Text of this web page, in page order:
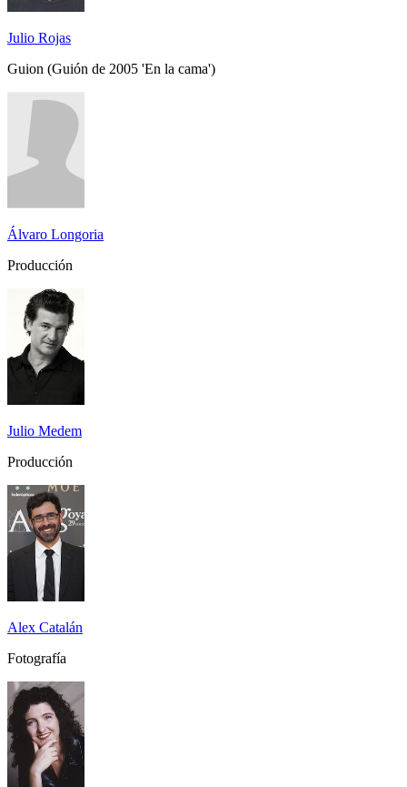
Julio Rojas
Guion (Guión de 2005 'En la cama')
Álvaro Longoria
Producción
Julio Medem
Producción
Alex Catalán
Fotografía